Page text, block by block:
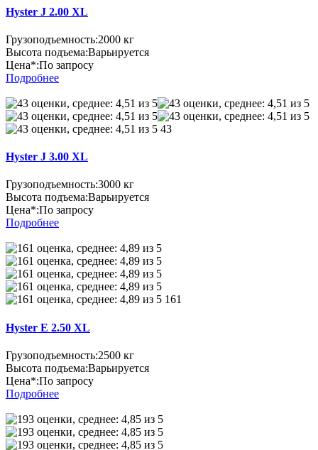
Hyster J 2.00 XL
Грузоподъемность:2000 кг
Высота подъема:Варьируется
Цена*:По запросу
Подробнее
43
Hyster J 3.00 XL
Грузоподъемность:3000 кг
Высота подъема:Варьируется
Цена*:По запросу
Подробнее
161
Hyster E 2.50 XL
Грузоподъемность:2500 кг
Высота подъема:Варьируется
Цена*:По запросу
Подробнее